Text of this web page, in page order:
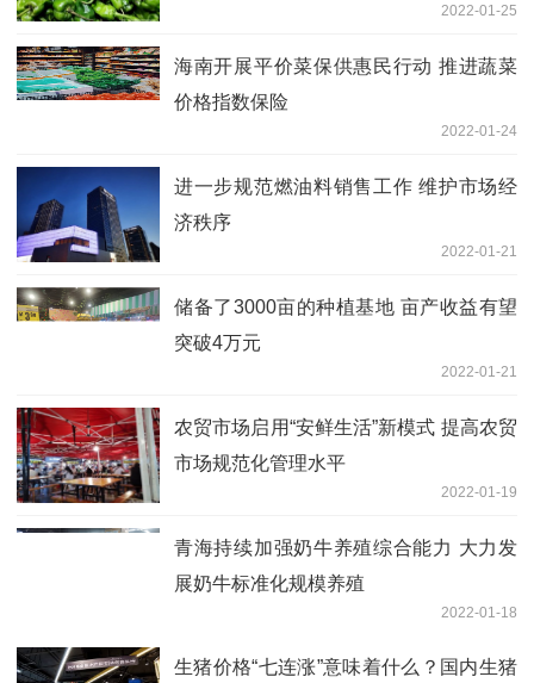
2022-01-25
海南开展平价菜保供惠民行动 推进蔬菜
价格指数保险
2022-01-24
进一步规范燃油料销售工作 维护市场经
济秩序
2022-01-21
储备了3000亩的种植基地 亩产收益有望
突破4万元
2022-01-21
农贸市场启用“安鲜生活”新模式 提高农贸
市场规范化管理水平
2022-01-19
青海持续加强奶牛养殖综合能力 大力发
展奶牛标准化规模养殖
2022-01-18
生猪价格“七连涨”意味着什么？国内生猪